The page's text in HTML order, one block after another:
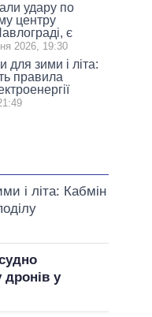
удару по
центру
є
2026, 19:30
для зими і літа:
правила
і літа: Кабмін
дронів у